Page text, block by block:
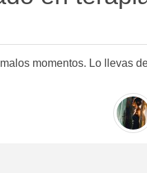
momentos. Lo llevas